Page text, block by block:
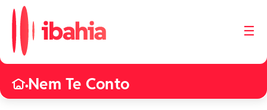
☰
•Nem Te Conto